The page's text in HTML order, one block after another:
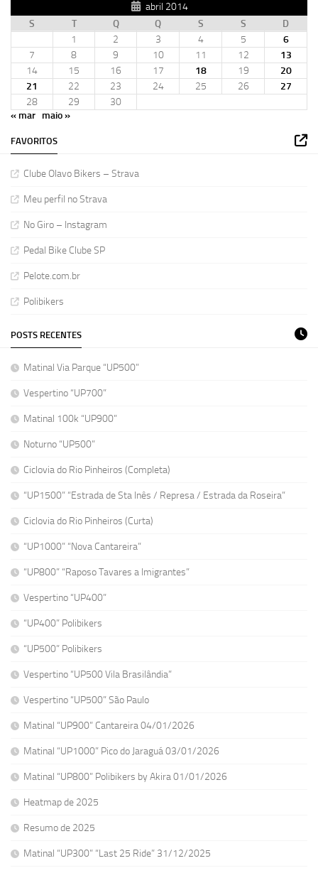
abril 2014
S
T Q Q S S
D
1
2 3 4 5
6
7
8 9 10 11 12
13
14
15 16 17 18 19
20
21
22 23 24 25 26
27
28
29
30
« mar maio »
FAVORITOS
Clube Olavo Bikers – Strava
Meu perfil no Strava
No Giro – Instagram
Pedal Bike Clube SP
Pelote.com.br
Polibikers
POSTS RECENTES
Matinal Via Parque “UP500”
Vespertino “UP700”
Matinal 100k “UP900”
Noturno “UP500”
Ciclovia do Rio Pinheiros (Completa)
“UP1500” “Estrada de Sta Inês / Represa / Estrada da Roseira”
Ciclovia do Rio Pinheiros (Curta)
“UP1000” “Nova Cantareira”
“UP800” “Raposo Tavares a Imigrantes”
Vespertino “UP400”
“UP400” Polibikers
“UP500” Polibikers
Vespertino “UP500 Vila Brasilândia”
Vespertino “UP500” São Paulo
Matinal “UP900” Cantareira 04/01/2026
Matinal “UP1000” Pico do Jaraguá 03/01/2026
Matinal “UP800” Polibikers by Akira 01/01/2026
Heatmap de 2025
Resumo de 2025
Matinal “UP300” “Last 25 Ride” 31/12/2025